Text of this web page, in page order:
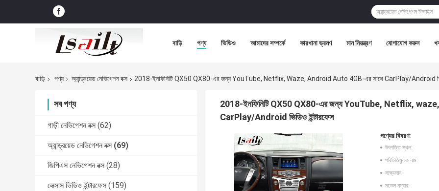
বাড়ি পণ্য ভিডিও আমাদের সম্পর্কে কারখানা ভ্রমণ মান নিয়ন্ত্রণ যোগাযোগ করুন
বাড়ি পণ্য অ্যান্ড্রয়েড নেভিগেশন বক্স 2018-ইনফিনিটি QX50 QX80-এর জন্য YouTube, Netflix, Waze, Android Auto 4GB-এর সাথে CarPlay/Android
সব পণ্য
গাড়ী নেভিগেশন বক্স (62)
অ্যান্ড্রয়েড নেভিগেশন বক্স (69)
জিপিএস নেভিগেশন বক্স (28)
লেক্সাস ভিডিও ইন্টারফেস (159)
2018-ইনফিনিটি QX50 QX80-এর জন্য YouTube, Netflix,
CarPlay/Android ভিডিও ইন্টারফেস
পণ্যের বিবরণ:
উৎপত্তি স্থল:
পরিচিতিমুলক নাম:
সাক্ষ্যদান:
মডেল নম্বার: